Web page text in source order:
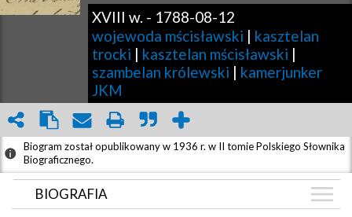
XVIII w. - 1788-08-12
wojewoda mścisławski | kasztelan
trocki | kasztelan mścisławski |
szambelan królewski | kamerjunker
JKM
Biogram został opublikowany w 1936 r. w II tomie Polskiego Słownika
Biograficznego.
BIOGRAFIA